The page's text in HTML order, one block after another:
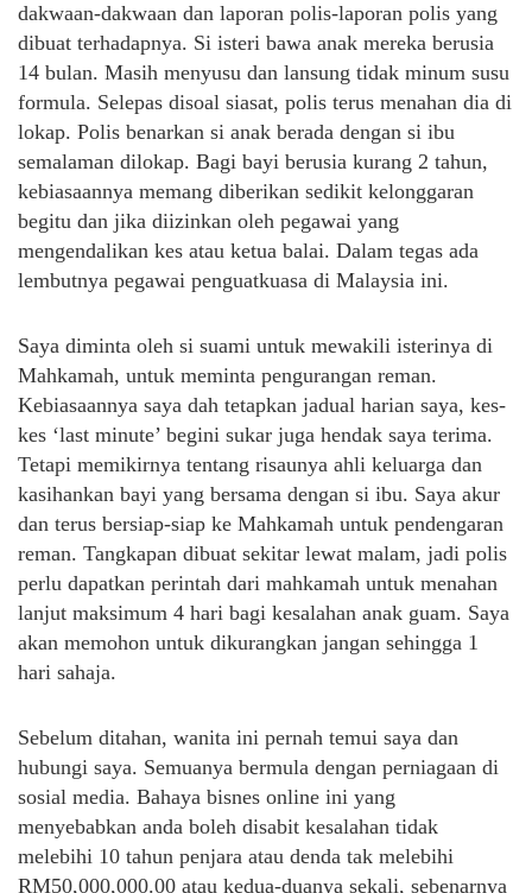
dakwaan-dakwaan dan laporan polis-laporan polis yang
dibuat terhadapnya. Si isteri bawa anak mereka berusia
14 bulan. Masih menyusu dan lansung tidak minum susu
formula. Selepas disoal siasat, polis terus menahan dia di
lokap. Polis benarkan si anak berada dengan si ibu
semalaman dilokap. Bagi bayi berusia kurang 2 tahun,
kebiasaannya memang diberikan sedikit kelonggaran
begitu dan jika diizinkan oleh pegawai yang
mengendalikan kes atau ketua balai. Dalam tegas ada
lembutnya pegawai penguatkuasa di Malaysia ini.
Saya diminta oleh si suami untuk mewakili isterinya di
Mahkamah, untuk meminta pengurangan reman.
Kebiasaannya saya dah tetapkan jadual harian saya, kes-
kes ‘last minute’ begini sukar juga hendak saya terima.
Tetapi memikirnya tentang risaunya ahli keluarga dan
kasihankan bayi yang bersama dengan si ibu. Saya akur
dan terus bersiap-siap ke Mahkamah untuk pendengaran
reman. Tangkapan dibuat sekitar lewat malam, jadi polis
perlu dapatkan perintah dari mahkamah untuk menahan
lanjut maksimum 4 hari bagi kesalahan anak guam. Saya
akan memohon untuk dikurangkan jangan sehingga 1
hari sahaja.
Sebelum ditahan, wanita ini pernah temui saya dan
hubungi saya. Semuanya bermula dengan perniagaan di
sosial media. Bahaya bisnes online ini yang
menyebabkan anda boleh disabit kesalahan tidak
melebihi 10 tahun penjara atau denda tak melebihi
RM50,000,000.00 atau kedua-duanya sekali, sebenarnya